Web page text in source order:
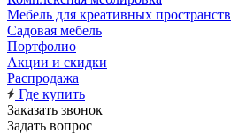
Мебель для креативных пространств
Садовая мебель
Портфолио
Акции и скидки
Распродажа
Где купить
Заказать звонок
Задать вопрос